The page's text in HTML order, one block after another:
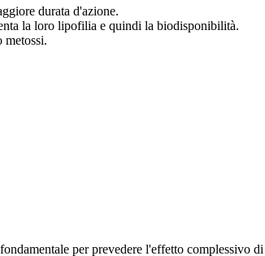
durata d'azione.
la loro lipofilia e quindi la biodisponibilità.
metossi.
per prevedere l'effetto complessivo